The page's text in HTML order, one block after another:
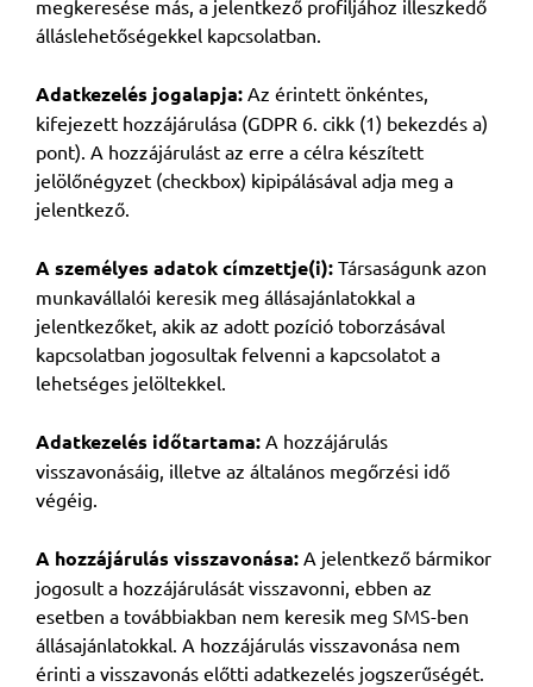
megkeresése más, a jelentkező profiljához illeszkedő
álláslehetőségekkel kapcsolatban.
Adatkezelés jogalapja: Az érintett önkéntes,
kifejezett hozzájárulása (GDPR 6. cikk (1) bekezdés a)
pont). A hozzájárulást az erre a célra készített
jelölőnégyzet (checkbox) kipipálásával adja meg a
jelentkező.
A személyes adatok címzettje(i): Társaságunk azon
munkavállalói keresik meg állásajánlatokkal a
jelentkezőket, akik az adott pozíció toborzásával
kapcsolatban jogosultak felvenni a kapcsolatot a
lehetséges jelöltekkel.
Adatkezelés időtartama: A hozzájárulás
visszavonásáig, illetve az általános megőrzési idő
végéig.
A hozzájárulás visszavonása: A jelentkező bármikor
jogosult a hozzájárulását visszavonni, ebben az
esetben a továbbiakban nem keresik meg SMS-ben
állásajánlatokkal. A hozzájárulás visszavonása nem
érinti a visszavonás előtti adatkezelés jogszerűségét.